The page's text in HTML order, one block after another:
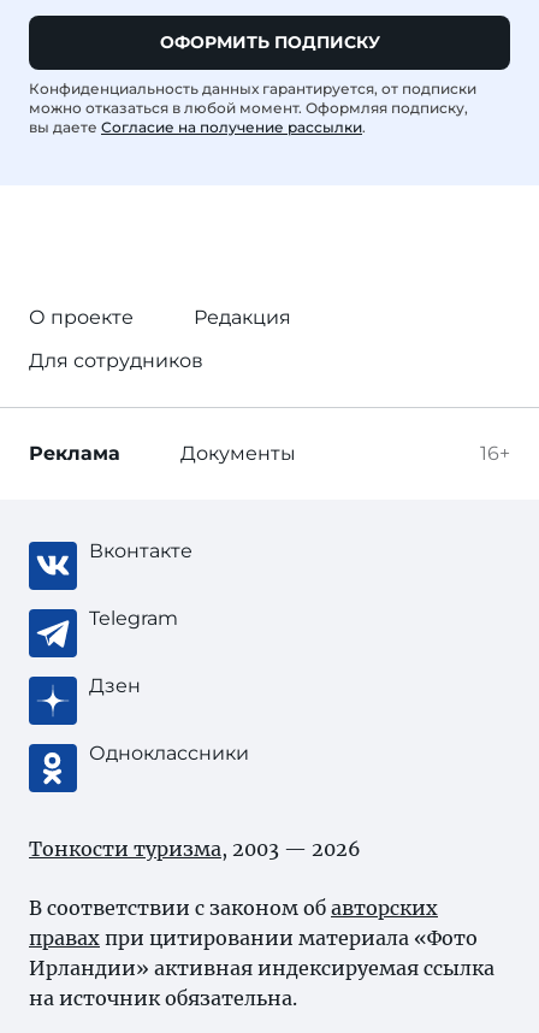
ОФОРМИТЬ ПОДПИСКУ
Конфиденциальность данных гарантируется, от подписки
можно отказаться в любой момент. Оформляя подписку,
вы даете Согласие на получение рассылки.
О проекте
Редакция
Для сотрудников
16+
Реклама Документы
Вконтакте
Telegram
Дзен
Одноклассники
Тонкости туризма, 2003 — 2026
В соответствии с законом об авторских
правах при цитировании материала «Фото
Ирландии» активная индексируемая ссылка
на источник обязательна.